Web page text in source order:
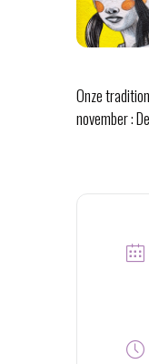
Onze
november :